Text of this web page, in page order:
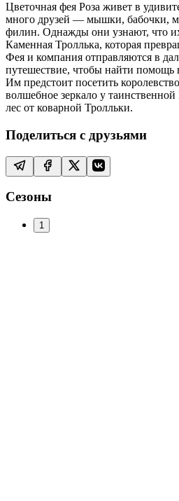
Цветочная фея Роза живет в
много друзей — мышки, бабочки,
филин. Однажды они узнают, что
Каменная Троллька, которая
Фея и компания отправляются в
путешествие, чтобы найти помощь
Им предстоит посетить
волшебное зеркало у
лес от коварной Тролльки.
Поделиться с друзьями
Сезоны
1